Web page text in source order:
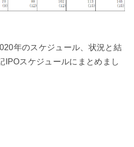
年のスケジュール、状況と結
IPOスケジュールにまとめまし